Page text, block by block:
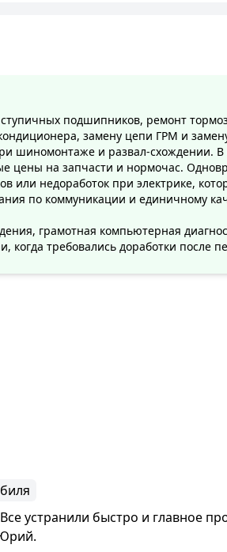
подшипников, ремонт
замену цепи ГРМ и
шиномонтаже и развал-схождении. В
цены на запчасти и нормочас.
недоработок при электрике,
по коммуникации и единичному
грамотная компьютерная
требовались доработки после
устранили быстро и главное